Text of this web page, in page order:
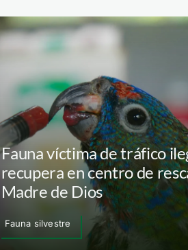
Fauna víctima de tráfico
recupera en centro de
Madre de Dios
Fauna silvestre